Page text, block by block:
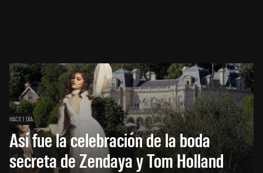
HACE 1 DÍA
Así fue la celebración de la boda
secreta de Zendaya y Tom Holland